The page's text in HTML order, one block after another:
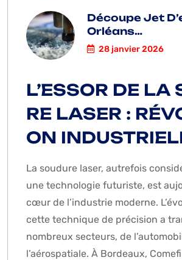
Découpe Jet
Orléans…
28 janvier 2026
L’ESSOR DE LA
RE LASER :
ON
La soudure laser, autrefois
une technologie futuriste, est
cœur de l’industrie moderne.
cette technique de précision a
nombreux secteurs, de
l’aérospatiale. À Bordeaux,